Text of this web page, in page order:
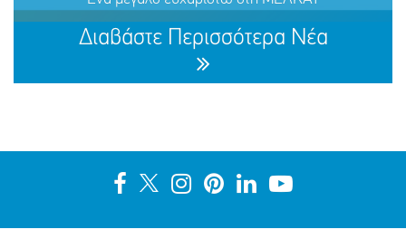
ΜΟΙΡΑΣΟΥ
ΤΟ
ΔΡΑΣΕ
ΤΩΡΑ
Διαβάστε Περισσότερα Νέα